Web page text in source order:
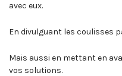
avec eux.
En divulguant les coulisses
Mais aussi en mettant en
vos solutions.